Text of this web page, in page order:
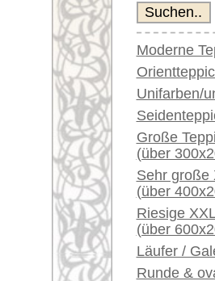
Antike China Teppiche
Blaue Teppiche
Graue Teppiche
Braune Teppiche
Blaue Teppiche
Grüne Teppiche
Rot/pink/flieder/lila
Beige/hell/cremefarben
Ein kleines Teppich-
Glossar...
Händler können ihre
großen Teppiche hier
verkaufen
Info Center
Häufige Fragen (FAQ)
AGB
Bestellvorgang
Lieferung und Zahlung